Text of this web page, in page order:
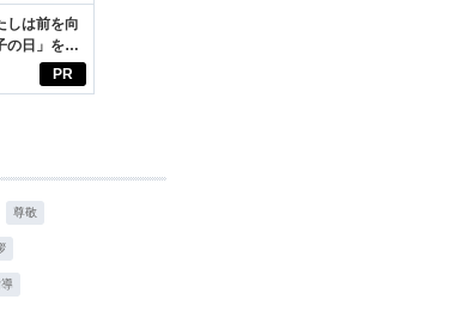
PR
しは前を向
の日」を前
エリ・大
尊敬